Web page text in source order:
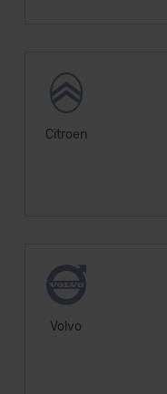
Citroen
Volvo